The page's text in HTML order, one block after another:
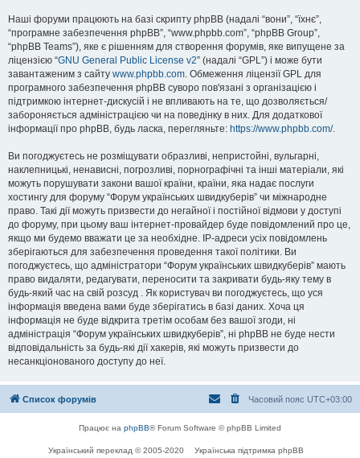
Наші форуми працюють на базі скрипту phpBB (надалі “вони”, “їхнє”,
“програмне забезпечення phpBB”, “www.phpbb.com”, “phpBB Group”,
“phpBB Teams”), яке є рішенням для створення форумів, яке випущене за
ліцензією “GNU General Public License v2” (надалі “GPL”) і може бути
завантаженим з сайту www.phpbb.com. Обмеження ліцензії GPL для
програмного забезпечення phpBB суворо пов'язані з організацією і
підтримкою інтернет-дискусій і не впливають на те, що дозволяється/
забороняється адміністрацією чи на поведінку в них. Для додаткової
інформації про phpBB, будь ласка, перегляньте: https://www.phpbb.com/.
Ви погоджуєтесь не розміщувати образливі, непристойні, вульгарні,
наклепницькі, ненависні, погрозливі, порнографічні та інші матеріали, які
можуть порушувати закони вашої країни, країни, яка надає послуги
хостингу для форуму “Форум українських швидкуберів” чи міжнародне
право. Такі дії можуть призвести до негайної і постійної відмови у доступі
до форуму, при цьому ваш інтернет-провайдер буде повідомлений про це,
якщо ми будемо вважати це за необхідне. IP-адреси усіх повідомлень
зберігаються для забезпечення проведення такої політики. Ви
погоджуєтесь, що адміністратори “Форум українських швидкуберів” мають
право видаляти, редагувати, переносити та закривати будь-яку тему в
будь-який час на свій розсуд . Як користувач ви погоджуєтесь, що уся
інформація введена вами буде зберігатись в базі даних. Хоча ця
інформація не буде відкрита третім особам без вашої згоди, ні
адміністрація “Форум українських швидкуберів”, ні phpBB не буде нести
відповідальність за будь-які дії хакерів, які можуть призвести до
несанкціонованого доступу до неї.
Список форумів Часовий пояс UTC+03:00
Працює на phpBB® Forum Software © phpBB Limited
Український переклад © 2005-2020 Українська підтримка phpBB